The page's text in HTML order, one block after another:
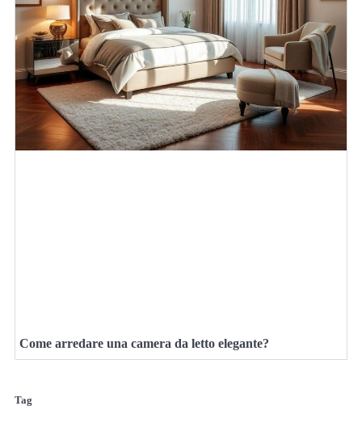
Come arredare una camera da letto elegante?
Tag